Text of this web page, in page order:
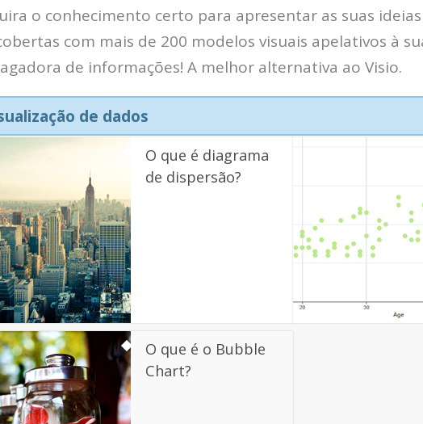
o conhecimento certo para apresentar as suas
com mais de 200 modelos visuais apelativos à
de informações! A melhor alternativa ao Visio.
de dados
O que é diagrama
de dispersão?
O que é o Bubble
Chart?